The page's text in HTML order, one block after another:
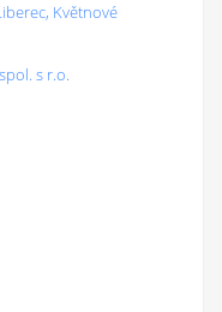
Květnové
s r.o.